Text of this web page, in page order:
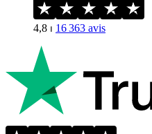
4,8 ⏐ 16 363 avis